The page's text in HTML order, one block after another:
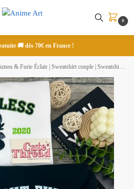
0
🚚 dès 70€ en France !
& Furie Éclair | Sweatshirt couple | Sweatshirt brodé